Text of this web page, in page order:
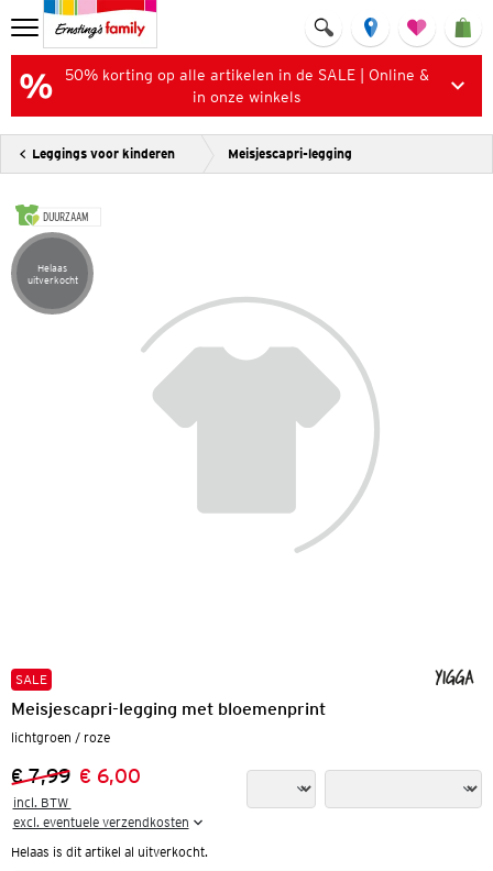
50% korting op alle artikelen in de SALE | Online &
in onze winkels
Leggings voor kinderen Meisjescapri-legging
DUURZAAM
Artikel helaas uitverkocht
Helaas
uitverkocht
SALE
Meisjescapri-legging met bloemenprint
lichtgroen / roze
Vorige prijs:
€ 7,99
Nieuwe prijs:
€ 6,00
incl. BTW
excl. eventuele verzendkosten
Helaas is dit artikel al uitverkocht.